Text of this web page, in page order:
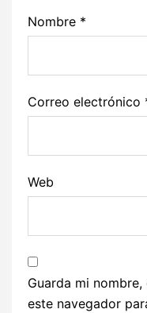
Nombre *
Correo electrónico
Web
Guarda mi
este navegador